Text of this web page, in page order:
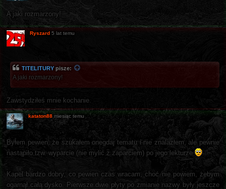
A jaki rozmarzony!
Ryszard 5 lat temu
TITELITURY pisze:
A jaki rozmarzony!
Zawstydziłeś mnie kochanie.
kataton88 miesiąc temu
Byłem pewien, że szukałem onegdaj tematu i nie znalazłem, ale pewnie
nastąpiło tzw. wyparcie (nie mylić z zaparciem) po jego lekturze
Kapel bardzo dobry, co pewien czas wracam, choć nie powiem, żebym
ogarnął całą dysko. Pierwsze dwie płyty po zmianie nazwy były jeszcze